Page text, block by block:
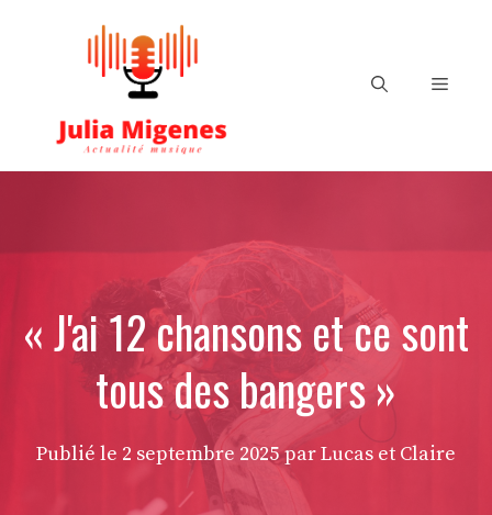
Menu
« J'ai 12 chansons et ce sont
tous des bangers »
Publié le 2 septembre 2025 par Lucas et Claire